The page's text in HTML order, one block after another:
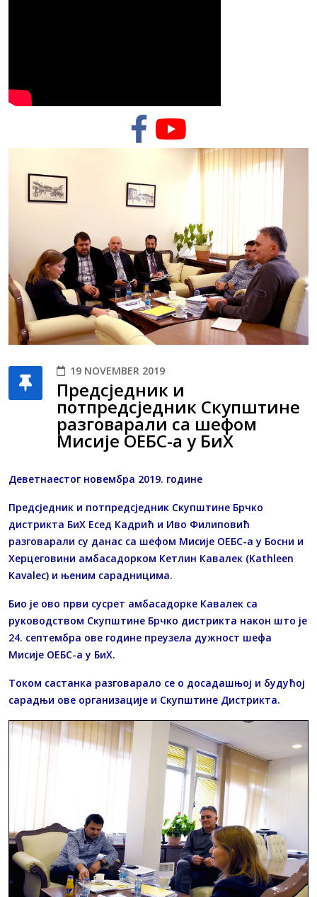
19 NOVEMBER 2019
Предсједник и
потпредсједник Скупштине
разговарали са шефом
Мисије ОЕБС-а у БиХ
Деветнаестог новембра 2019. године
Предсједник и потпредсједник Скупштине Брчко
дистрикта БиХ Есед Кадрић и Иво Филиповић
разговарали су данас са шефом Мисије ОЕБС-а у Босни и
Херцеговини амбасадорком Кетлин Кавалек (Kathleen
Kavalec) и њеним сарадницима.
Био је ово први сусрет амбасадорке Кавалек са
руководством Скупштине Брчко дистрикта након што је
24. септембра ове године преузела дужност шефа
Мисије ОЕБС-а у БиХ.
Током састанка разговарало се о досадашњој и будућој
сарадњи ове организације и Скупштине Дистрикта.